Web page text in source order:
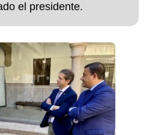
el presidente.